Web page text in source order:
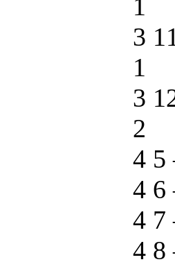
1
3
1
3
2
4 5
4 6
4 7
4 8